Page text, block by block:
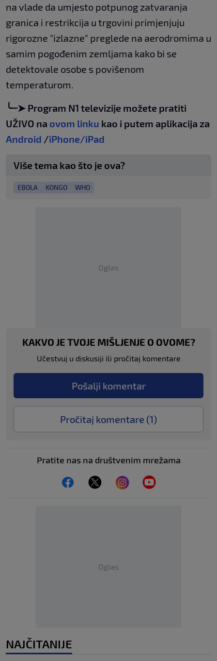
na vlade da umjesto potpunog zatvaranja
granica i restrikcija u trgovini primjenjuju
rigorozne "izlazne" preglede na aerodromima u
samim pogođenim zemljama kako bi se
detektovale osobe s povišenom
temperaturom.
╰┈➤ Program N1 televizije možete pratiti
UŽIVO na ovom linku kao i putem aplikacija za
Android /iPhone/iPad
Više tema kao što je ova?
EBOLA KONGO WHO
Oglas
KAKVO JE TVOJE MIŠLJENJE O OVOME?
Učestvuj u diskusiji ili pročitaj komentare
Pošalji komentar
Pročitaj komentare (1)
Pratite nas na društvenim mrežama
Oglas
NAJČITANIJE